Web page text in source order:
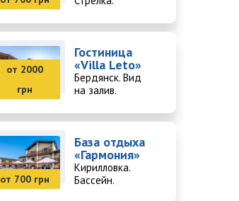
от 2000
грн
Гостиница
«Villa Leto»
Бердянск. Вид
на залив.
от 700 грн
База отдыха
«Гармония»
Кирилловка.
Бассейн.